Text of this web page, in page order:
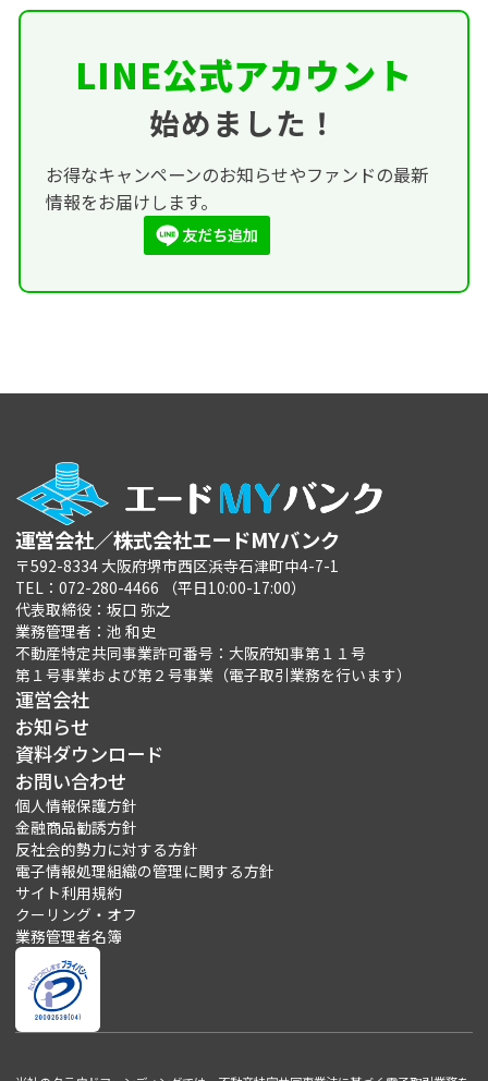
LINE公式アカウント
始めました！
お得なキャンペーンのお知らせやファンドの最新
情報をお届けします。
運営会社／株式会社エードMYバンク
〒592-8334 大阪府堺市西区浜寺石津町中4-7-1
TEL：072-280-4466 （平日10:00-17:00）
代表取締役：坂口 弥之
業務管理者：池 和史
不動産特定共同事業許可番号：大阪府知事第１１号
第１号事業および第２号事業（電子取引業務を行います）
運営会社
お知らせ
資料ダウンロード
お問い合わせ
個人情報保護方針
金融商品勧誘方針
反社会的勢力に対する方針
電子情報処理組織の管理に関する方針
サイト利用規約
クーリング・オフ
業務管理者名簿